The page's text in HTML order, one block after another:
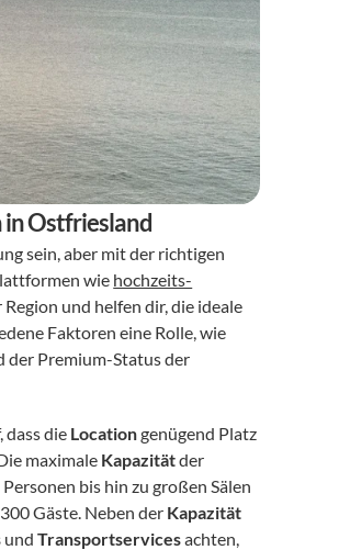
in Ostfriesland
sein, aber mit der richtigen
wie hochzeits-
Faktoren eine Rolle, wie
dass die Location genügend Platz
maximale Kapazität der
bis hin zu großen Sälen
Gäste. Neben der Kapazität
und Transportservices achten,